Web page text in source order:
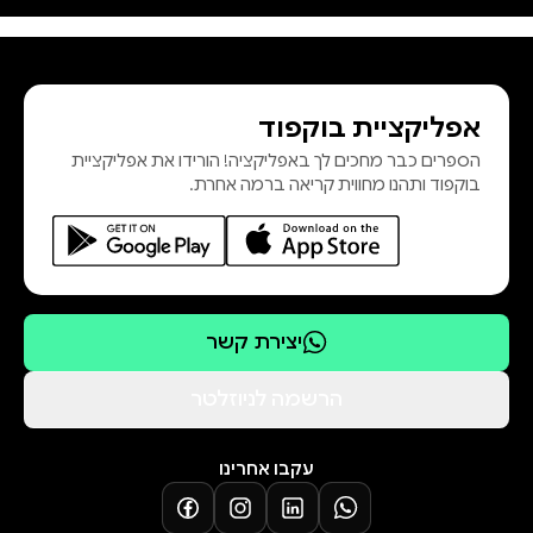
צ'ייס והאלים של אוסגרד.
אפליקציית בוקפוד
הספרים כבר מחכים לך באפליקציה! הורידו את אפליקציית
בוקפוד ותהנו מחווית קריאה ברמה אחרת.
יצירת קשר
עקבו אחרינו